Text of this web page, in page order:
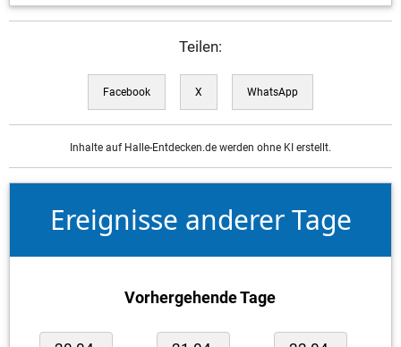
Teilen:
Facebook X WhatsApp
Inhalte auf Halle-Entdecken.de werden ohne KI erstellt.
Ereignisse anderer Tage
Vorhergehende Tage